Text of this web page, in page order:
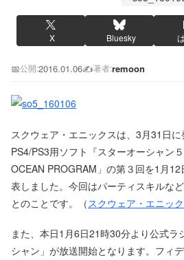
X Bluesky
📅公開:2016.01.06✍️著者:remoon
スクウェア・エニックスは、3月31日
PS4/PS3用ソフト『スターオーシャン
OCEAN PROGRAM」の第３回を1月
表しました。今回はパーティスキルな
とのことです。（ スクウェア・エニッ
また、本日1月6日21時30分より公式ラ
シャン」が放送開始となります。フィ